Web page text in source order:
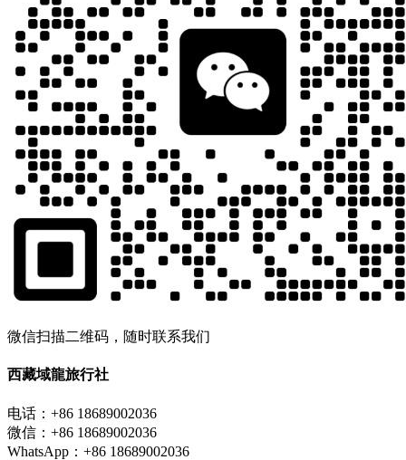
微信扫描二维码，随时联系我们
西藏域龍旅行社
电话：+86 18689002036
微信：+86 18689002036
WhatsApp：+86 18689002036